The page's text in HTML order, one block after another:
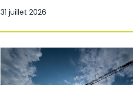
a
d
l
n
i
e
s
31 juillet 2026